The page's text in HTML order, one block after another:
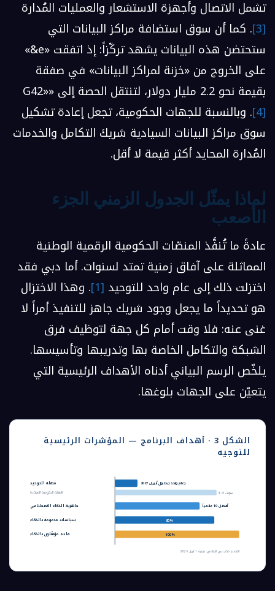
تشمل الاتصال وأجهزة الاستشعار والعمليات المُدارة
[3] . كما أن سوق استضافة مراكز البيانات التي
ستحتضن هذه البيانات يشهد تركّزاً: إذ اتفقت «e&»
على الخروج من «خزنة لمراكز البيانات» في صفقة
بقيمة نحو 2.2 مليار دولار
، لتنتقل الحصة إلى «G42»
[4]. وبالنسبة للجهات الحكومية، تجعل إعادة تشكيل
سوق مراكز البيانات السيادية شريكَ التكامل والخدمات
المُدارة المحايد أكثر قيمة لا أقل.
لماذا يمثّل الجدول الزمني الجزء
الأصعب
عادةً ما تُنفَّذ المنصّات الحكومية الرقمية الوطنية
المماثلة على آفاق زمنية تمتد لسنوات. أما دبي فقد
اختزلت ذلك إلى عام واحد للتوحيد [1] . وهذا الاختزال
هو تحديداً ما يجعل وجود شريك جاهز للتنفيذ أمراً لا
غنى عنه: فلا وقت أمام كل جهة لتوظيف فرق
الشبكة والتكامل الخاصة بها وتدريبها وتأسيسها.
يلخّص الرسم البياني أدناه الأهداف الرئيسية التي
يتعيّن على الجهات بلوغها.
الشكل 3 · أهداف البرنامج — المؤشرات الرئيسية
للتوجيه
مهلة التوحيد عام واحد (بحلول أبريل 2027)
المنصّة الحكومية المعتادة 3–5 سنوات
جاهزية الذكاء الاصطناعي أفضل 10 عالمياً
سياسات مدعومة بالذكاء 80%
قادة مؤهّلون بالذكاء 100%
المصدر: مكتب دبي الإعلامي، توجيه 1 أبريل 2026